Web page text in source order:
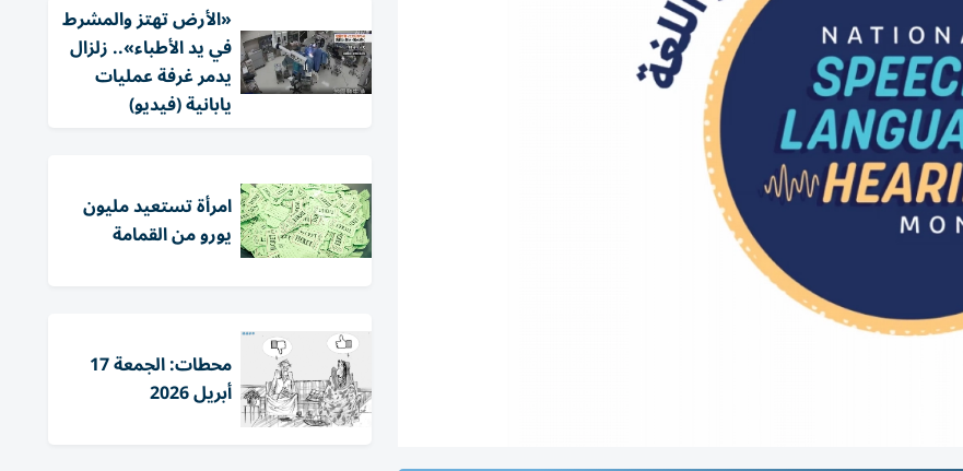
«الأرض تهتز والمشرط
في يد الأطباء».. زلزال
يدمر غرفة عمليات
يابانية (فيديو)
امرأة تستعيد مليون
يورو من القمامة
محطات: الجمعة 17
أبريل 2026